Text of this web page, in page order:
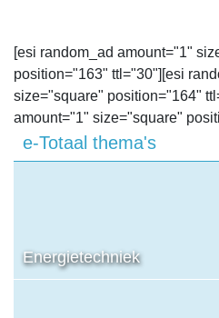
[esi random_ad amount="1"
position="163" ttl="30"][esi
size="square" position="164"
amount="1" size="square"
e-Totaal thema's
Energietechniek